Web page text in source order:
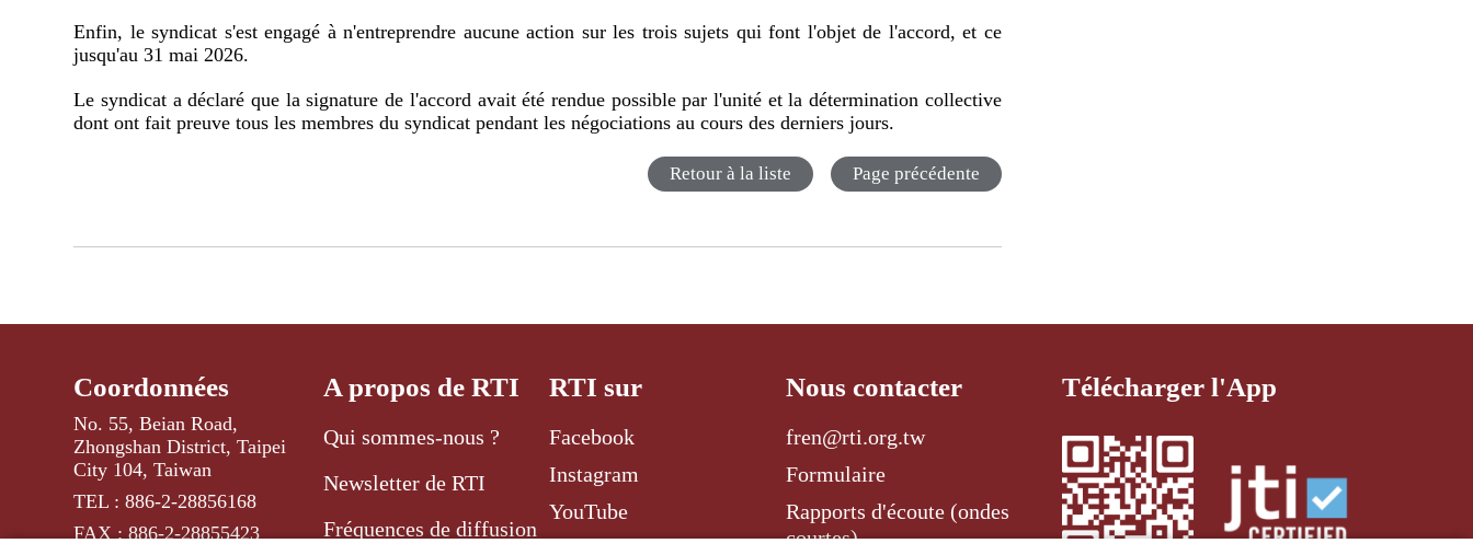
Enfin, le syndicat s'est engagé à n'entreprendre aucune action sur les trois sujets qui font l'objet de l'accord, et ce
jusqu'au 31 mai 2026.
Le syndicat a déclaré que la signature de l'accord avait été rendue possible par l'unité et la détermination collective
dont ont fait preuve tous les membres du syndicat pendant les négociations au cours des derniers jours.
Retour à la liste Page précédente
Coordonnées
No. 55, Beian Road,
Zhongshan District, Taipei
City 104, Taiwan
TEL : 886-2-28856168
FAX : 886-2-28855423
A propos de RTI
Qui sommes-nous ?
Newsletter de RTI
Fréquences de diffusion
RTI sur
Facebook
Instagram
YouTube
Nous contacter
fren@rti.org.tw
Formulaire
Rapports d'écoute (ondes
courtes)
Télécharger l'App